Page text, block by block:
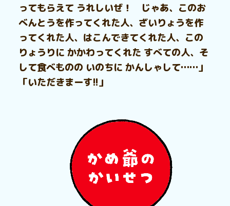
ってもらえて うれしいぜ！ じゃあ、このお
べんとうを作ってくれた人、ざいりょうを作
ってくれた人、はこんできてくれた人、この
りょうりに かかわってくれた すべての人、そ
して食べものの いのちに かんしゃして……」
「いただきまーす!!」